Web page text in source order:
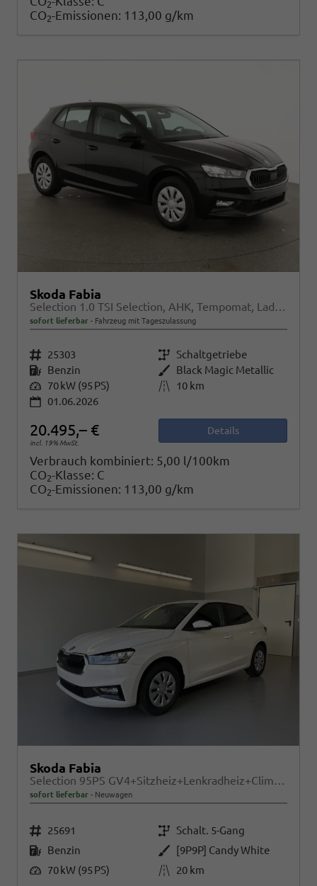
2
CO2-Emissionen: 113,00 g/km
Skoda Fabia
Selection 1.0 TSI Selection, AHK, Tempomat, Ladeboden, Park, Winterpaket, SmartLink, 4-J Garantie
sofort lieferbar Fahrzeug mit Tageszulassung
Fahrzeugnr. 25303 Getriebe Schaltgetriebe
Kraftstoff Benzin Außenfarbe Black Magic Metallic
Leistung 70 kW (95 PS) Kilometerstand
10 km
01.06.2026
20.495,– €
incl. 19% MwSt.
Details
Verbrauch kombiniert: 5,00 l/100km
CO2-Klasse: C
CO2-Emissionen: 113,00 g/km
Skoda Fabia
Selection 95PS GV4+Sitzheiz+Lenkradheiz+Climatronic+Sunset+AppConnect+PDC
sofort lieferbar Neuwagen
Fahrzeugnr. 25691 Getriebe Schalt. 5-Gang
Kraftstoff Benzin Außenfarbe
[9P9P] Candy White
Leistung 70 kW (95 PS) Kilometerstand 20 km